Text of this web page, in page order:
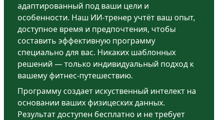
адаптированный под ваши цели и
особенности. Наш ИИ-тренер учтёт ваш опыт,
доступное время и предпочтения, чтобы
составить эффективную программу
специально для вас. Никаких шаблонных
решений — только индивидуальный подход к
вашему фитнес-путешествию.
Программу создает искуственный интелект на
основании ваших физицеских данных.
Результат доступен бесплатно и не требует